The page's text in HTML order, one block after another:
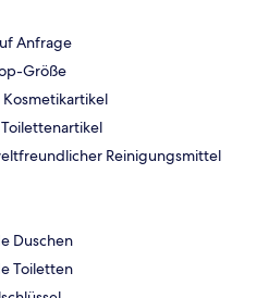
Anfrage
Größe
Reinigungsmittel
Duschen
Toiletten